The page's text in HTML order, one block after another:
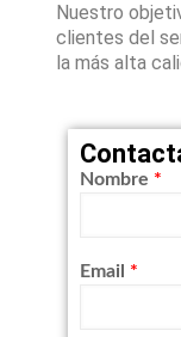
Nuestro
clientes del
la más alta
Nombre *
Email *